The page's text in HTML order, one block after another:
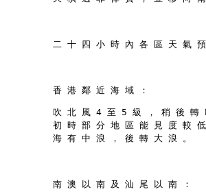
二 十 四 小 時 內 各 區 天 氣
香 港 鄰 近 海 域 ：
吹 北 風 4 至 5 級 ， 稍 後 轉
初 時 部 分 地 區 能 見 度 較
海 有 中 浪 ， 後 轉 大 浪 。
南 澳 以 南 及 汕 尾 以 南 ：